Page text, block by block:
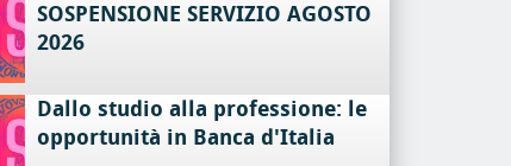
SOSPENSIONE SERVIZIO AGOSTO
2026
Dallo studio alla professione: le
opportunità in Banca d'Italia